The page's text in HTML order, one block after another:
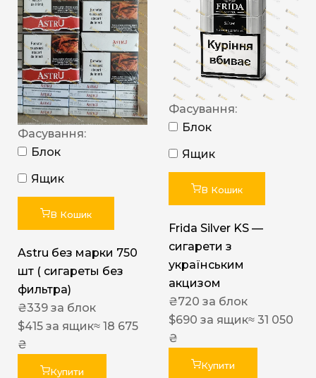
Фасування:
Блок
Ящик
В Кошик
Astru без марки 750
шт ( сигареты без
фильтра)
₴339 за блок
$415 за ящик≈ 18 675
₴
Купити
Фасування:
Блок
Ящик
В Кошик
Frida Silver KS —
сигарети з
українським
акцизом
₴720 за блок
$690 за ящик≈ 31 050
₴
Купити